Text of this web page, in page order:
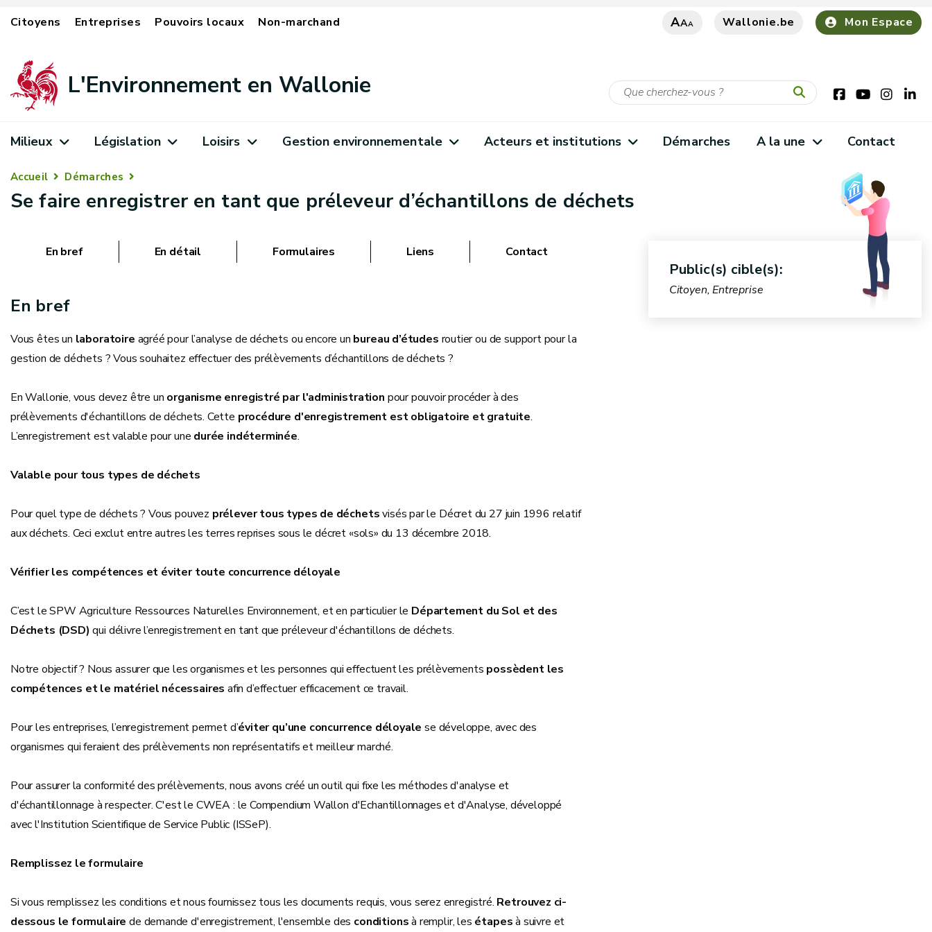
Citoyens Entreprises Pouvoirs locaux Non-marchand AAA Wallonie.be Mon Espace
L'Environnement en Wallonie
Milieux Législation Loisirs Gestion environnementale Acteurs et institutions Démarches A la une Contact
Accueil Démarches
Se faire enregistrer en tant que préleveur d’échantillons de déchets
En bref En détail Formulaires Liens Contact
En bref
Vous êtes un laboratoire agréé pour l’analyse de déchets ou encore un bureau d’études routier ou de support pour la
gestion de déchets ? Vous souhaitez effectuer des prélèvements d’échantillons de déchets ?
En Wallonie, vous devez être un organisme enregistré par l'administration pour pouvoir procéder à des
prélèvements d'échantillons de déchets. Cette procédure d'enregistrement est obligatoire et gratuite.
L’enregistrement est valable pour une durée indéterminée.
Valable pour tous types de déchets
Pour quel type de déchets ? Vous pouvez prélever tous types de déchetsvisés par le Décret du 27 juin 1996 relatif
aux déchets. Ceci exclut entre autres les terres reprises sous le décret «sols» du 13 décembre 2018.
Vérifier les compétences et éviter toute concurrence déloyale
C’est le SPW Agriculture Ressources Naturelles Environnement, et en particulier le Département du Sol et des
Déchets (DSD) qui délivre l’enregistrement en tant que préleveur d'échantillons de déchets.
Notre objectif ? Nous assurer que les organismes et les personnes qui effectuent les prélèvements possèdent les
compétences et le matériel nécessaires afin d’effectuer efficacement ce travail.
Pour les entreprises, l’enregistrement permet d’éviter qu’une concurrence déloyale se développe, avec des
organismes qui feraient des prélèvements non représentatifs et meilleur marché.
Pour assurer la conformité des prélèvements, nous avons créé un outil qui fixe les méthodes d'analyse et
d'échantillonnage à respecter. C'est le CWEA : le Compendium Wallon d'Echantillonnages et d'Analyse, développé
avec l'Institution Scientifique de Service Public (ISSeP).
Remplissez le formulaire
Si vous remplissez les conditions et nous fournissez tous les documents requis, vous serez enregistré. Retrouvez ci-
dessous le formulairede demande d'enregistrement, l'ensemble des conditionsà remplir, les étapesà suivre et
Public(s) cible(s):
Citoyen, Entreprise